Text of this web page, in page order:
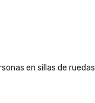
en sillas de ruedas